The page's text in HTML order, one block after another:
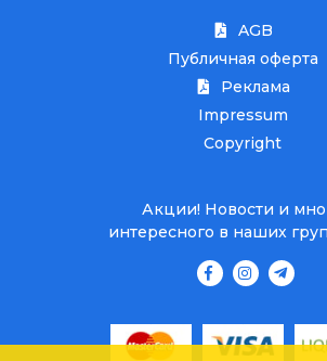
AGB
Публичная оферта
Реклама
Impressum
Copyright
Акции! Новости и
интересного в наших